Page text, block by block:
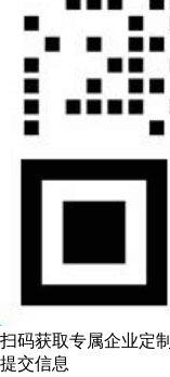
扫码获取专属企业定制
提交信息